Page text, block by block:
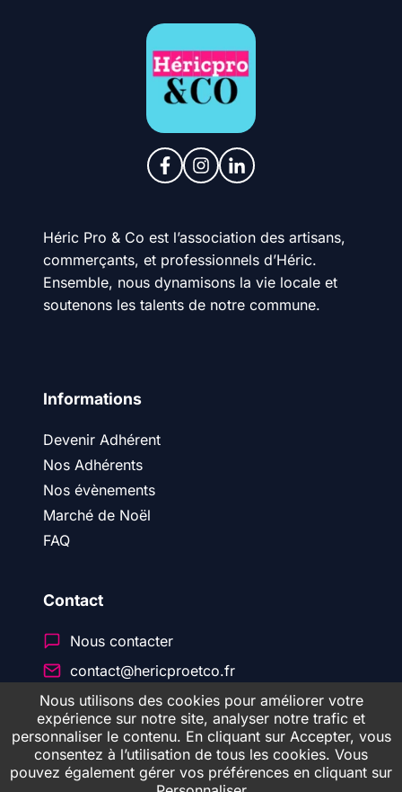
Nous utilisons des cookies pour améliorer votre
expérience sur notre site, analyser notre trafic et
personnaliser le contenu. En cliquant sur Accepter, vous
consentez à l’utilisation de tous les cookies. Vous
pouvez également gérer vos préférences en cliquant sur
Héric Pro & Co est l’association des artisans,
commerçants, et professionnels d’Héric.
Ensemble, nous dynamisons la vie locale et
soutenons les talents de notre commune.
Informations
Devenir Adhérent
Nos Adhérents
Nos évènements
Marché de Noël
FAQ
Contact
Nous contacter
contact@hericproetco.fr
© 2026 Héric Pro & CO